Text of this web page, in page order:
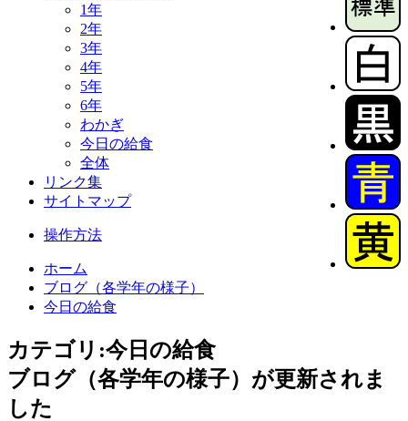
1年
2年
3年
4年
5年
6年
わかぎ
今日の給食
全体
リンク集
サイトマップ
操作方法
ホーム
ブログ（各学年の様子）
今日の給食
カテゴリ:今日の給食
ブログ（各学年の様子）が更新されま
した